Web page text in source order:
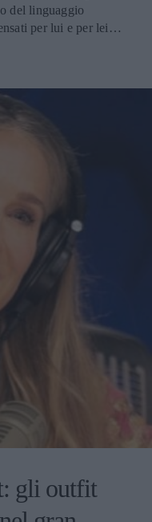
del linguaggio
per lui e per lei
gli outfit